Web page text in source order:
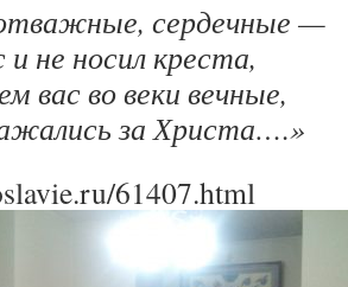
сердечные —
не носил креста,
вас во веки вечные,
за Христа….»
61407.html